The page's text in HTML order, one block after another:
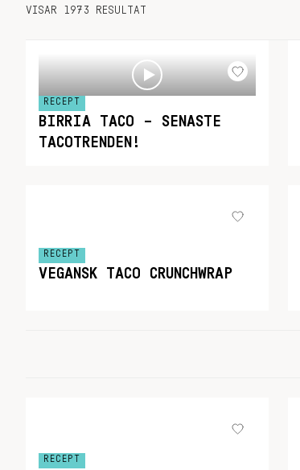
VISAR 1973 RESULTAT
RECEPT
BIRRIA TACO – SENASTE
TACOTRENDEN!
RECEPT
VEGANSK TACO CRUNCHWRAP
RECEPT